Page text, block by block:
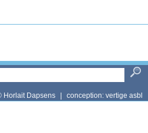
Horlait Dapsens conception: vertige asbl